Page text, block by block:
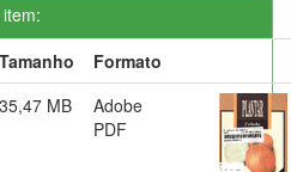
Tamanho
Formato
35,47 MB
Adobe
PDF